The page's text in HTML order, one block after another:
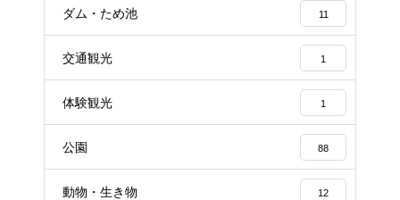
ダム・ため池 11
交通観光 1
体験観光 1
公園 88
動物・生き物 12